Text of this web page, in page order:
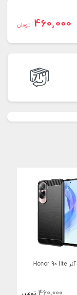
460,000 تومان